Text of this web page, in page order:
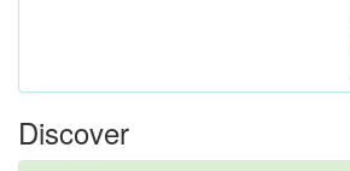
Discover